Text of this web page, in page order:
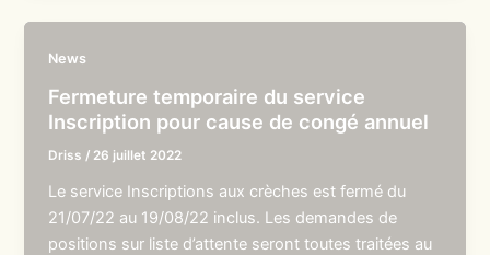
News
Fermeture temporaire du service
Inscription pour cause de congé annuel
Driss / 26 juillet 2022
Le service Inscriptions aux crèches est fermé du
21/07/22 au 19/08/22 inclus. Les demandes de
positions sur liste d’attente seront toutes traitées au